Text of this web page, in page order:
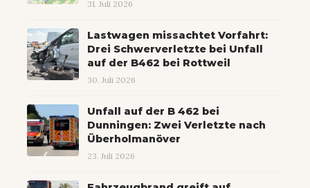
31. Juli 2026
Lastwagen missachtet Vorfahrt:
Drei Schwerverletzte bei Unfall
auf der B462 bei Rottweil
30. Juli 2026
Unfall auf der B 462 bei
Dunningen: Zwei Verletzte nach
Überholmanöver
23. Juli 2026